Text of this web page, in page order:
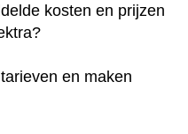
kosten en prijzen
en maken